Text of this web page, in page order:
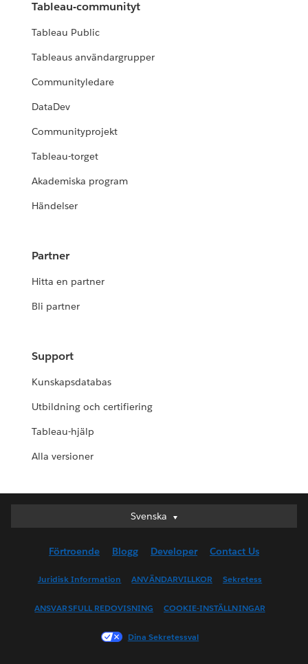
Tableau-communityt
Tableau Public
Tableaus användargrupper
Communityledare
DataDev
Communityprojekt
Tableau-torget
Akademiska program
Händelser
Partner
Hitta en partner
Bli partner
Support
Kunskapsdatabas
Utbildning och certifiering
Tableau-hjälp
Alla versioner
Svenska
Svenska
English (UK)
English (US)
Français (Canada)
Français (France)
Förtroende Blogg Developer Contact Us
Juridisk Information ANVÄNDARVILLKOR Sekretess
ANSVARSFULL REDOVISNING COOKIE-INSTÄLLNINGAR
Dina Sekretessval